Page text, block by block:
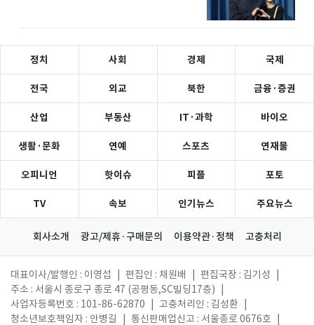
정치 사회 경제 국제
전국 외교 북한 금융·증권
산업 부동산 IT·과학 바이오
생활·문화 연예 스포츠 연재물
오피니언 핫이슈 피플 포토
TV 속보 인기뉴스 주요뉴스
회사소개 광고/제휴·구매문의 이용약관·정책 고충처리
대표이사/발행인 : 이영섭 편집인 : 채원배 편집국장 : 김기성
주소 : 서울시 종로구 종로 47 (공평동,SC빌딩17층)
사업자등록번호 : 101-86-62870
고충처리인 : 김성환
청소년보호책임자 : 안병길
통신판매업신고 : 서울종로 0676호